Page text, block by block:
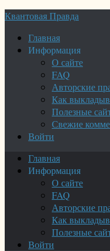
Квантовая Правда
Главная
Информация
О сайте
FAQ
Авторские
Как
Полезные
Свежие
Войти
Главная
Информация
О сайте
FAQ
Авторские
Как
Полезные
Войти